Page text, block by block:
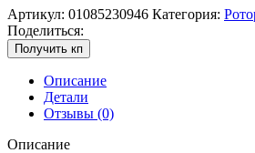
Артикул: 01085230946 Категория:
Поделиться:
Получить кп
Описание
Детали
Отзывы (0)
Описание